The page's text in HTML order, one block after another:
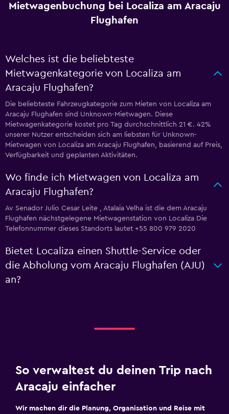
Mietwagenbuchung bei Localiza am Aracaju
Flughafen
Welches ist die beliebteste
Mietwagenkategorie von Localiza am
Aracaju Flughafen?
Die beliebteste Fahrzeugkategorie zum Mieten von Localiza am
Aracaju Flughafen sind Unknown-Mietwagen. Diese
Mietwagenkategorie kostet pro Tag durchschnittlich 21 €. 42%
unserer Nutzer entscheiden sich am liebsten für Unknown-
Mietwagen von Localiza am Aracaju Flughafen, basierend auf Preis,
Verfügbarkeit und geplanten Aktivitäten.
Wo finde ich Mietwagen von Localiza am
Aracaju Flughafen?
Av Senador Julio Cesar Leite , Atalaia Velha ist die dem Aracaju
Flughafen nächstgelegene Mietwagenstation von Localiza Die
Telefonnummer dieses Standorts lautet +55 800 979 2020
Bietet Localiza einen Shuttle-Service oder
die Abholung vom Aracaju Flughafen (AJU)
an?
So verwaltest du deinen Trip nach
Aracaju einfacher
Wir machen dir die Planung, Organisation und Reise mit